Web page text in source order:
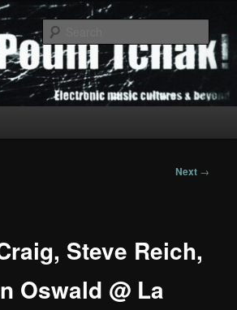
Tchak!
Next →
Steve Reich,
Oswald @ La